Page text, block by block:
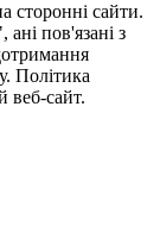
сторонні сайти.
пов'язані з
Політика
веб-сайт.